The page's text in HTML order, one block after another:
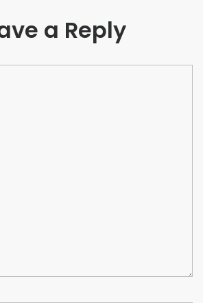
a Reply